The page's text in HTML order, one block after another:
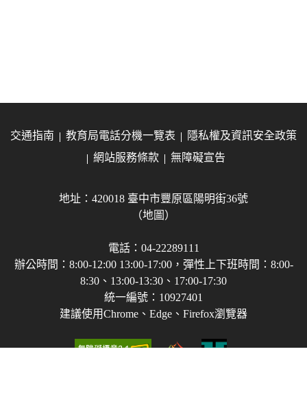
交通指南 教育局電話分機一覽表
隱私權及資訊安全政策
網站服務條款
無障礙宣告
地址：420018 臺中市豐原區陽明街36號
（地圖）
電話：04-22289111
辦公時間：8:00-12:00 13:00-17:00，彈性上下班時間：8:00-
8:30、13:00-13:30、17:00-17:30
統一編號：10927401
建議使用Chrome、Edge、Firefox瀏覽器